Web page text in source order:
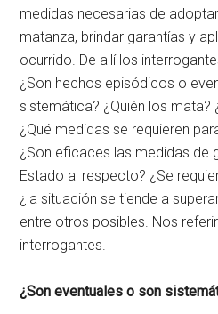
medidas necesarias de
matanza, brindar garantías y
ocurrido. De allí los
¿Son hechos episódicos o
sistemática? ¿Quién los mata?
¿Qué medidas se requieren
¿Son eficaces las medidas de
Estado al respecto? ¿Se
¿la situación se tiende a
entre otros posibles. Nos
interrogantes.
¿Son eventuales o son